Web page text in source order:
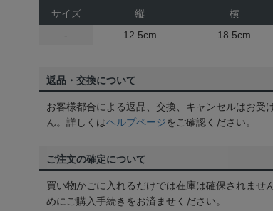
サイズ 縦 横
-
12.5cm 18.5cm
返品・交換について
お客様都合による返品、交換、キャンセルはお受
ん。詳しくはヘルプページをご確認ください。
ご注文の確定について
買い物かごに入れるだけでは在庫は確保されませ
めにご購入手続きをお済ませください。